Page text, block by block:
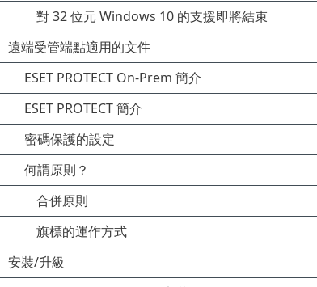
對 32 位元 Windows 10 的支援即將結束
遠端受管端點適用的文件
ESET PROTECT On-Prem 簡介
ESET PROTECT 簡介
密碼保護的設定
何謂原則？
合併原則
旗標的運作方式
安裝/升級